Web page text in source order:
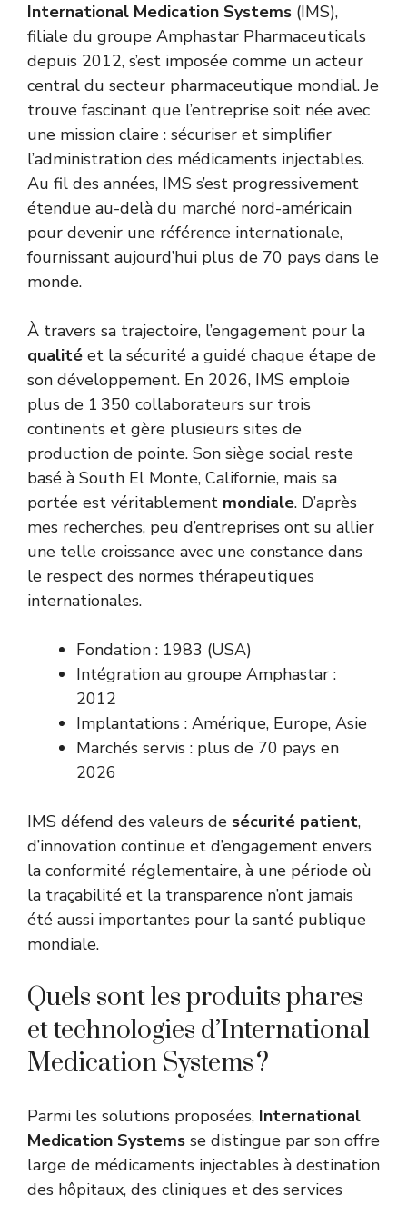
International Medication Systems (IMS),
filiale du groupe Amphastar Pharmaceuticals
depuis 2012, s’est imposée comme un acteur
central du secteur pharmaceutique mondial. Je
trouve fascinant que l’entreprise soit née avec
une mission claire : sécuriser et simplifier
l’administration des médicaments injectables.
Au fil des années, IMS s’est progressivement
étendue au-delà du marché nord-américain
pour devenir une référence internationale,
fournissant aujourd’hui plus de 70 pays dans le
monde.
À travers sa trajectoire, l’engagement pour la
qualité et la sécurité a guidé chaque étape de
son développement. En 2026, IMS emploie
plus de 1 350 collaborateurs sur trois
continents et gère plusieurs sites de
production de pointe. Son siège social reste
basé à South El Monte, Californie, mais sa
portée est véritablement mondiale. D’après
mes recherches, peu d’entreprises ont su allier
une telle croissance avec une constance dans
le respect des normes thérapeutiques
internationales.
Fondation : 1983 (USA)
Intégration au groupe Amphastar :
2012
Implantations : Amérique, Europe, Asie
Marchés servis : plus de 70 pays en
2026
IMS défend des valeurs de sécurité patient,
d’innovation continue et d’engagement envers
la conformité réglementaire, à une période où
la traçabilité et la transparence n’ont jamais
été aussi importantes pour la santé publique
mondiale.
Quels sont les produits phares
et technologies d’International
Medication Systems ?
Parmi les solutions proposées, International
Medication Systems se distingue par son offre
large de médicaments injectables à destination
des hôpitaux, des cliniques et des services